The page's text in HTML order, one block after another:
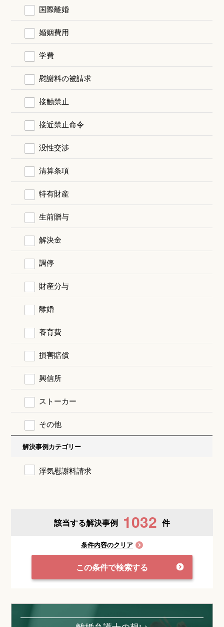
国際離婚
婚姻費用
学費
慰謝料の被請求
接触禁止
接近禁止命令
没性交渉
清算条項
特有財産
生前贈与
解決金
調停
財産分与
離婚
養育費
損害賠償
興信所
ストーカー
その他
解決事例カテゴリー
浮気慰謝料請求
該当する解決事例 1032 件
条件内容のクリア
この条件で検索する